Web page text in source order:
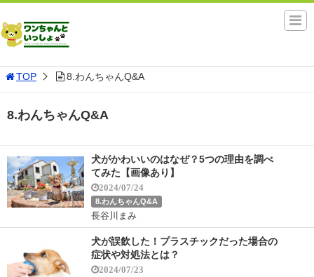
TOP 8.わんちゃんQ&A
8.わんちゃんQ&A
犬がかわいいのはなぜ？5つの理由を調べ
てみた【画像あり】
2024/07/24
8.わんちゃんQ&A
長谷川まみ
犬が誤飲した！プラスチックだった場合の
症状や対処法とは？
2024/07/23